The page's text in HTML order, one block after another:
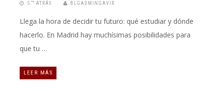
5 “” ATRÁS BLGADMINGAVIR
Llega la hora de decidir tu futuro: qué estudiar y dónde
hacerlo. En Madrid hay muchísimas posibilidades para
que tu …
LEER MÁS